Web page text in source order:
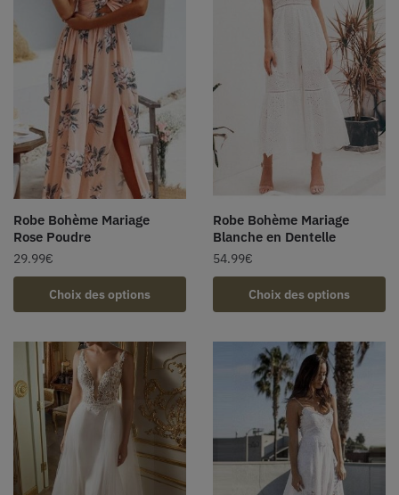
Robe Bohème Mariage
Rose Poudre
29.99€
Choix des options
Robe Bohème Mariage
Blanche en Dentelle
54.99€
Choix des options